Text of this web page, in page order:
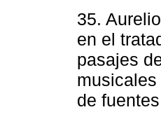
35.
en el
pasajes
de